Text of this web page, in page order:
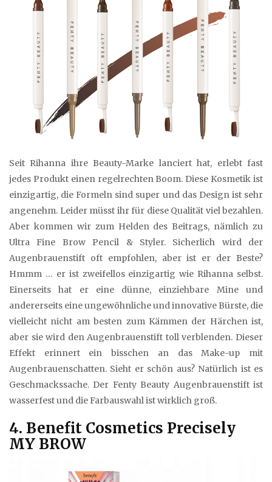
Seit Rihanna ihre Beauty-Marke lanciert hat, erlebt fast
jedes Produkt einen regelrechten Boom. Diese Kosmetik ist
einzigartig, die Formeln sind super und das Design ist sehr
angenehm. Leider müsst ihr für diese Qualität viel bezahlen.
Aber kommen wir zum Helden des Beitrags, nämlich zu
Ultra Fine Brow Pencil & Styler. Sicherlich wird der
Augenbrauenstift oft empfohlen, aber ist er der Beste?
Hmmm … er ist zweifellos einzigartig wie Rihanna selbst.
Einerseits hat er eine dünne, einziehbare Mine und
andererseits eine ungewöhnliche und innovative Bürste, die
vielleicht nicht am besten zum Kämmen der Härchen ist,
aber sie wird den Augenbrauenstift toll verblenden. Dieser
Effekt erinnert ein bisschen an das Make-up mit
Augenbrauenschatten. Sieht er schön aus? Natürlich ist es
Geschmackssache. Der Fenty Beauty Augenbrauenstift ist
wasserfest und die Farbauswahl ist wirklich groß.
4. Benefit Cosmetics Precisely
MY BROW